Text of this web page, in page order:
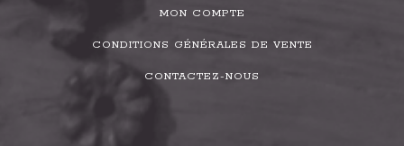
MON COMPTE
CONDITIONS GÉNÉRALES DE VENTE
CONTACTEZ-NOUS